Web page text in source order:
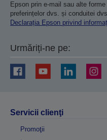
Epson prin e-mail sau alte
preferințelor dvs. și conduitei
Declarația Epson privind
Urmăriți-ne pe:
Servicii clienţi
Promoţii